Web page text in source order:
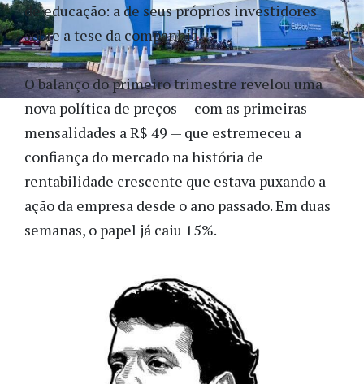
de educação: a de seus próprios investidores
sobre a tese da companhia.
O balanço do primeiro trimestre revelou uma
nova política de preços — com as primeiras
mensalidades a R$ 49 — que estremeceu a
confiança do mercado na história de
rentabilidade crescente que estava puxando a
ação da empresa desde o ano passado. Em duas
semanas, o papel já caiu 15%.